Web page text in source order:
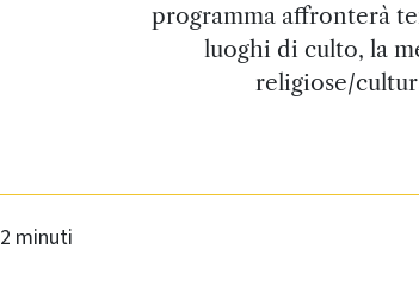
programma affronterà
luoghi di culto, la
religiose/
2 minuti